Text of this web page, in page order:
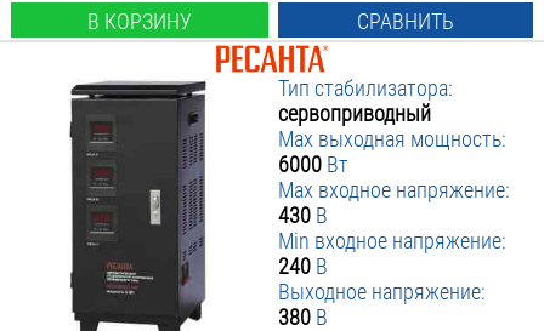
В КОРЗИНУ СРАВНИТЬ
Тип стабилизатора:
сервоприводный
Max выходная мощность:
6000 Вт
Max входное напряжение:
430 В
Min входное напряжение:
240 В
Выходное напряжение:
380 В